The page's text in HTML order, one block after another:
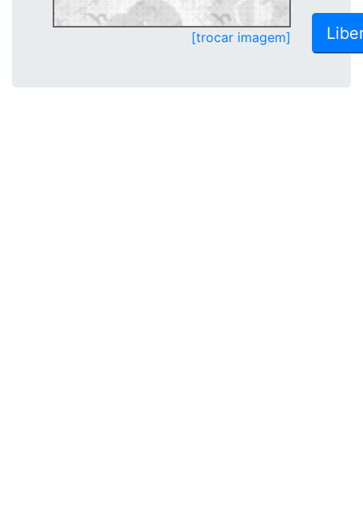
[trocar imagem]